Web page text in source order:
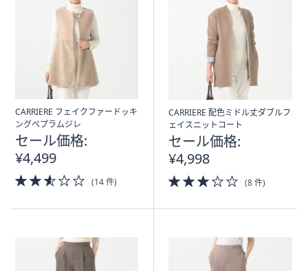
CARRIERE フェイクファードッキ
ングペプラムジレ
セール価格:
¥4,499
2.5
of
(14 件)
CARRIERE 配色ミドル丈ダブルフ
ェイスニットコート
セール価格:
¥4,998
3.0
of
(8 件)